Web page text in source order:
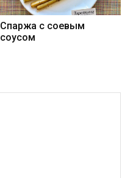
Спаржа с соевым
соусом